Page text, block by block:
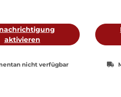
aktivieren
nicht verfügbar